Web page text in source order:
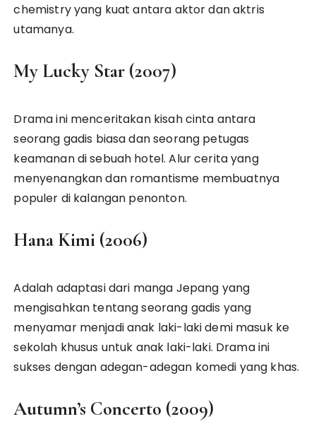
chemistry yang kuat antara aktor dan aktris
utamanya.
My Lucky Star (2007)
Drama ini menceritakan kisah cinta antara
seorang gadis biasa dan seorang petugas
keamanan di sebuah hotel. Alur cerita yang
menyenangkan dan romantisme membuatnya
populer di kalangan penonton.
Hana Kimi (2006)
Adalah adaptasi dari manga Jepang yang
mengisahkan tentang seorang gadis yang
menyamar menjadi anak laki-laki demi masuk ke
sekolah khusus untuk anak laki-laki. Drama ini
sukses dengan adegan-adegan komedi yang khas.
Autumn’s Concerto (2009)